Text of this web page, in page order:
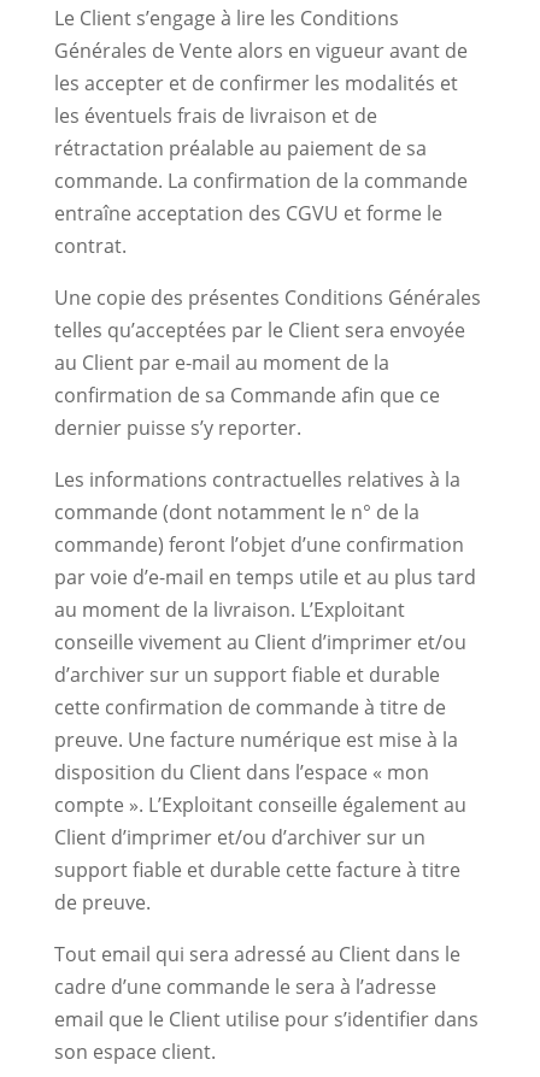
Le Client s’engage à lire les Conditions
Générales de Vente alors en vigueur avant de
les accepter et de confirmer les modalités et
les éventuels frais de livraison et de
rétractation préalable au paiement de sa
commande. La confirmation de la commande
entraîne acceptation des CGVU et forme le
contrat.
Une copie des présentes Conditions Générales
telles qu’acceptées par le Client sera envoyée
au Client par e-mail au moment de la
confirmation de sa Commande afin que ce
dernier puisse s’y reporter.
Les informations contractuelles relatives à la
commande (dont notamment le n° de la
commande) feront l’objet d’une confirmation
par voie d’e-mail en temps utile et au plus tard
au moment de la livraison. L’Exploitant
conseille vivement au Client d’imprimer et/ou
d’archiver sur un support fiable et durable
cette confirmation de commande à titre de
preuve. Une facture numérique est mise à la
disposition du Client dans l’espace « mon
compte ». L’Exploitant conseille également au
Client d’imprimer et/ou d’archiver sur un
support fiable et durable cette facture à titre
de preuve.
Tout email qui sera adressé au Client dans le
cadre d’une commande le sera à l’adresse
email que le Client utilise pour s’identifier dans
son espace client.